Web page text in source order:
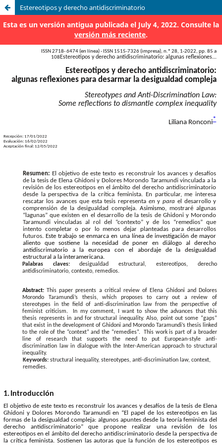
Estereotipos y derecho antidiscriminatorio
Esta es un versión antigua publicada el July 4, 2022. Consulte la
versión más reciente.